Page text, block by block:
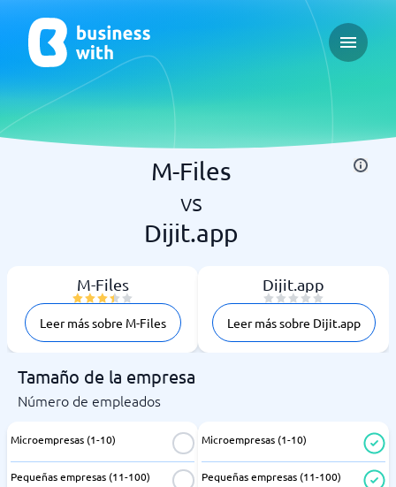
Open
M-Files
vs
Dijit.app
M-Files
Leer más sobre M-Files
Dijit.app
Leer más sobre Dijit.app
Tamaño de la empresa
Número de empleados
Microempresas (1-10)
Pequeñas empresas (11-100)
Microempresas (1-10)
Pequeñas empresas (11-100)